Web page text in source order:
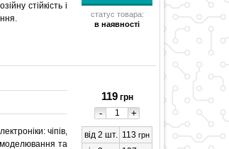
стійкість і
статус товара:
в наявності
чіпів,
та
119грн
- +
від 2 шт. 113 грн